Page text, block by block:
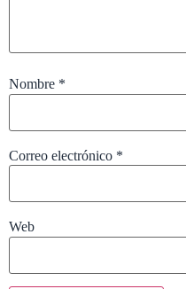
Nombre *
Correo electrónico *
Web